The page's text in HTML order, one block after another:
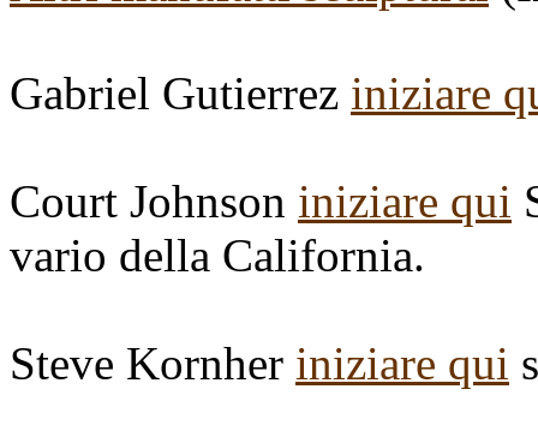
Gabriel Gutierrez iniziare
Court Johnson iniziare qui
vario della California.
Steve Kornher iniziare qui